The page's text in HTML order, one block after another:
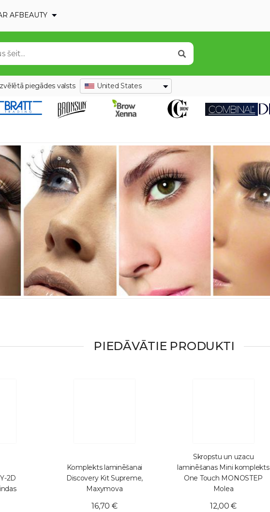
AFBEAUTY
piegādes valsts United States
PIEDĀVĀTIE PRODUKTI
2D
Komplekts laminēšanai
Discovery Kit Supreme,
Maxymova
16,70 €
Skropstu un uzacu
laminēšanas Mini komplekts
One Touch MONOSTEP
Molea
12,00 €